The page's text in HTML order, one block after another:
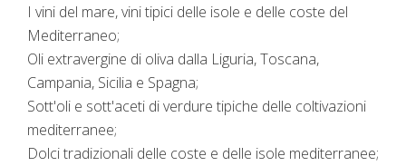
I vini del mare, vini tipici delle isole e delle coste del
Mediterraneo;
Oli extravergine di oliva dalla Liguria, Toscana,
Campania, Sicilia e Spagna;
Sott'oli e sott'aceti di verdure tipiche delle coltivazioni
mediterranee;
Dolci tradizionali delle coste e delle isole mediterranee;